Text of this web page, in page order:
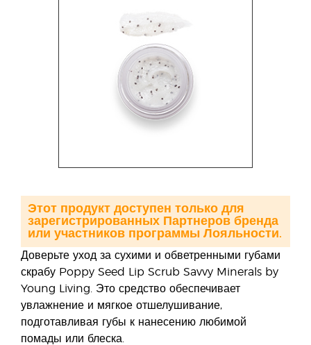
Доверьте уход за сухими и обветренными губами
скрабу Poppy Seed Lip Scrub Savvy Minerals by
Young Living. Это средство обеспечивает
увлажнение и мягкое отшелушивание,
подготавливая губы к нанесению любимой
помады или блеска.
Этот продукт доступен только для
зарегистрированных Партнеров бренда
или участников программы Лояльности.